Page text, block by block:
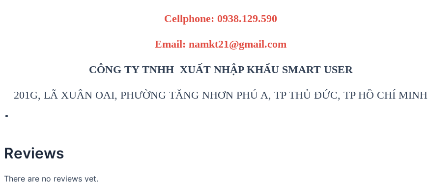
Cellphone: 0938.129.590
Email: namkt21@gmail.com
CÔNG TY TNHH XUẤT NHẬP KHẨU SMART USER
201G, LÃ XUÂN OAI, PHƯỜNG TĂNG NHƠN PHÚ A, TP THỦ ĐỨC, TP HỒ CHÍ MINH
Reviews
There are no reviews yet.